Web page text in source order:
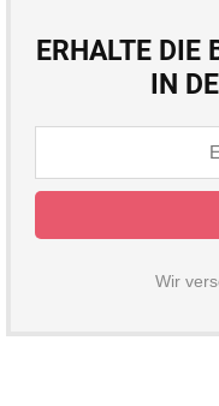
ERHALTE DIE
IN
Wir